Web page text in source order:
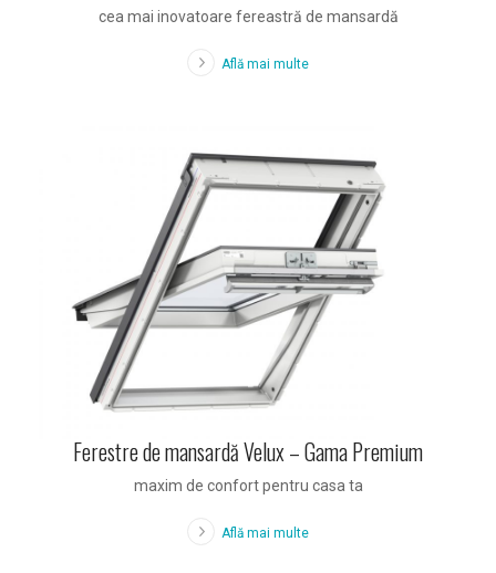
cea mai inovatoare fereastră de mansardă
Află mai multe
Ferestre de mansardă Velux – Gama Premium
maxim de confort pentru casa ta
Află mai multe